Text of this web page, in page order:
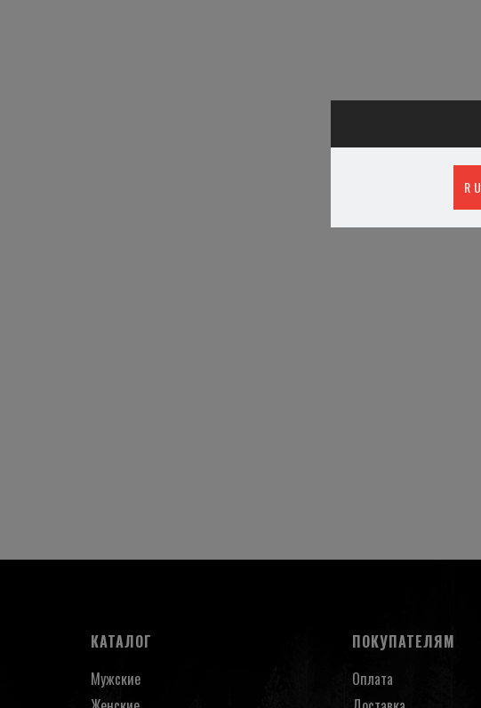
КАТАЛОГ
Мужские
ПОКУПАТЕЛЯМ
Оплата